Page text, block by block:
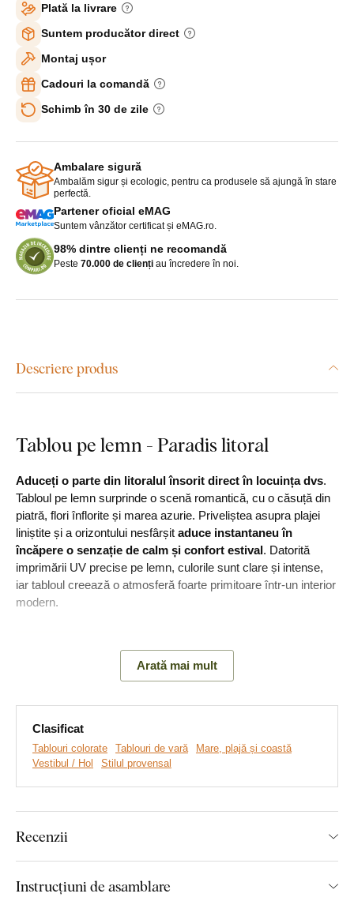
Plată la livrare
Suntem producător direct
Montaj ușor
Cadouri la comandă
Schimb în 30 de zile
Ambalare sigură
Ambalăm sigur și ecologic, pentru ca produsele să ajungă în stare
perfectă.
Partener oficial eMAG
Suntem vânzător certificat și eMAG.ro.
98% dintre clienți ne recomandă
Peste 70.000 de clienți au încredere în noi.
Descriere produs
Tablou pe lemn - Paradis litoral
Aduceți o parte din litoralul însorit direct în locuința dvs.
Tabloul pe lemn surprinde o scenă romantică, cu o căsuță din
piatră, flori înflorite și marea azurie. Priveliștea asupra plajei
liniștite și a orizontului nesfârșit aduce instantaneu în
încăpere o senzație de calm și confort estival. Datorită
imprimării UV precise pe lemn, culorile sunt clare și intense,
iar tabloul creează o atmosferă foarte primitoare într-un interior
modern.
groase de lemn
mai avansată tehnologie și vopsele de calitate superioară.
După ce placa este imprimată, decupăm tabloul cu ajutorul
tehnologiei laser, obținând astfel o margine maro închis
Arată mai mult
Clasificat
Tablouri colorate Tablouri de vară
Mare, plajă și coastă
Vestibul / Hol
Stilul provensal
Recenzii
Instrucțiuni de asamblare